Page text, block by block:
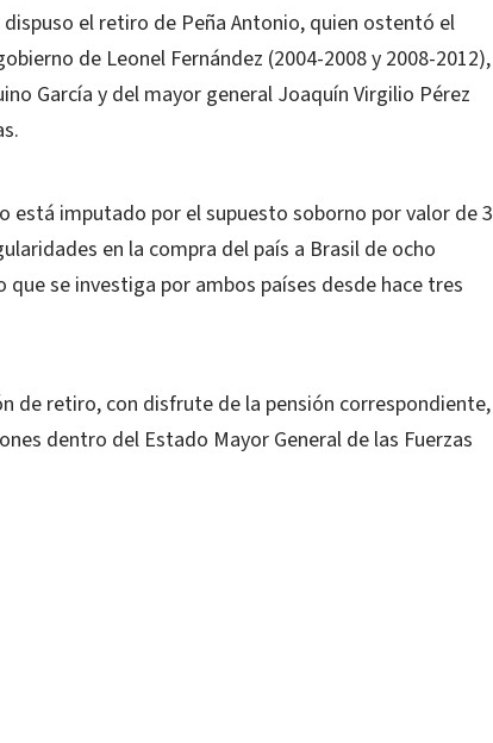
el retiro de Peña Antonio, quien ostentó el
de Leonel Fernández (2004-2008 y 2008-2012),
García y del mayor general Joaquín Virgilio Pérez
está imputado por el supuesto soborno por valor de 3
en la compra del país a Brasil de ocho
que se investiga por ambos países desde hace tres
de retiro, con disfrute de la pensión correspondiente,
dentro del Estado Mayor General de las Fuerzas